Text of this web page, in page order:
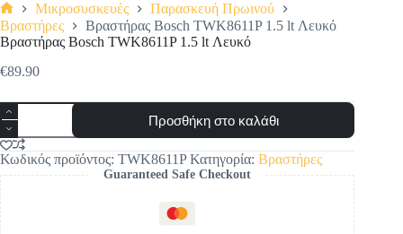
Αρχική
σελίδα
Μικροσυσκευές
Παρασκευή Πρωινού
Βραστήρες
Βραστήρας Bosch TWK8611P 1.5 lt Λευκό
Βραστήρας Bosch TWK8611P 1.5 lt Λευκό
€89.90
Βραστήρας
Bosch
TWK8611P
1.5
Λευκό
ποσότητα
Προσθήκη στο καλάθι
Κωδικός προϊόντος: TWK8611P Κατηγορία: Βραστήρες
Guaranteed Safe Checkout